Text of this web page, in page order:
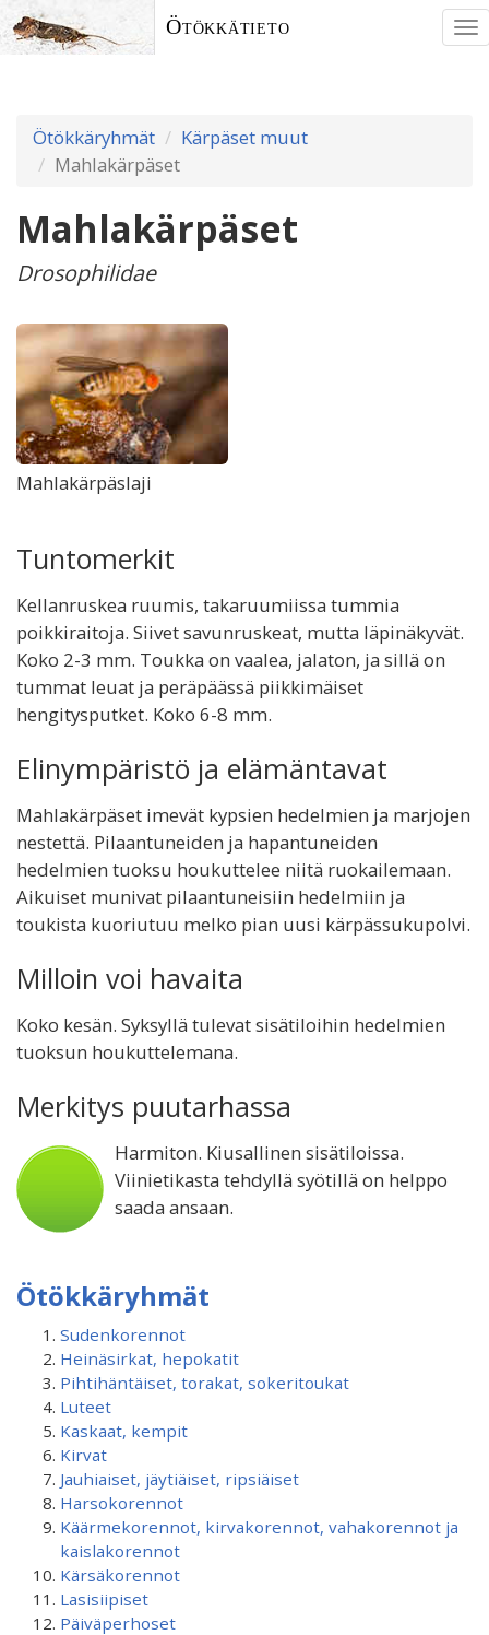
Ötökkätieto
Ötökkäryhmät
Kärpäset muut
Mahlakärpäset
Mahlakärpäset
Drosophilidae
Mahlakärpäslaji
Tuntomerkit
Kellanruskea ruumis, takaruumiissa tummia
poikkiraitoja. Siivet savunruskeat, mutta läpinäkyvät.
Koko 2-3 mm. Toukka on vaalea, jalaton, ja sillä on
tummat leuat ja peräpäässä piikkimäiset
hengitysputket. Koko 6-8 mm.
Elinympäristö ja elämäntavat
Mahlakärpäset imevät kypsien hedelmien ja marjojen
nestettä. Pilaantuneiden ja hapantuneiden
hedelmien tuoksu houkuttelee niitä ruokailemaan.
Aikuiset munivat pilaantuneisiin hedelmiin ja
toukista kuoriutuu melko pian uusi kärpässukupolvi.
Milloin voi havaita
Koko kesän. Syksyllä tulevat sisätiloihin hedelmien
tuoksun houkuttelemana.
Merkitys puutarhassa
Harmiton. Kiusallinen sisätiloissa.
Viinietikasta tehdyllä syötillä on helppo
saada ansaan.
Ötökkäryhmät
Sudenkorennot
Heinäsirkat, hepokatit
Pihtihäntäiset, torakat, sokeritoukat
Luteet
Kaskaat, kempit
Kirvat
Jauhiaiset, jäytiäiset, ripsiäiset
Harsokorennot
Käärmekorennot, kirvakorennot, vahakorennot ja
kaislakorennot
Kärsäkorennot
Lasisiipiset
Päiväperhoset